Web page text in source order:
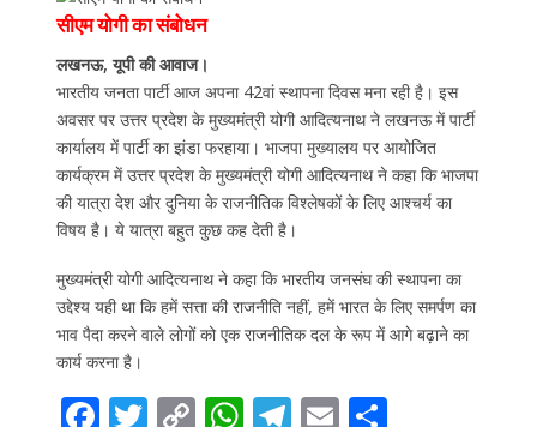
सीएम योगी का संबोधन
लखनऊ, यूपी की आवाज।
भारतीय जनता पार्टी आज अपना 42वां स्थापना दिवस मना रही है। इस
अवसर पर उत्तर प्रदेश के मुख्यमंत्री योगी आदित्यनाथ ने लखनऊ में पार्टी
कार्यालय में पार्टी का झंडा फरहाया। भाजपा मुख्यालय पर आयोजित
कार्यक्रम में उत्तर प्रदेश के मुख्यमंत्री योगी आदित्यनाथ ने कहा कि भाजपा
की यात्रा देश और दुनिया के राजनीतिक विश्लेषकों के लिए आश्चर्य का
विषय है। ये यात्रा बहुत कुछ कह देती है।
मुख्यमंत्री योगी आदित्यनाथ ने कहा कि भारतीय जनसंघ की स्थापना का
उद्देश्य यही था कि हमें सत्ता की राजनीति नहीं, हमें भारत के लिए समर्पण का
भाव पैदा करने वाले लोगों को एक राजनीतिक दल के रूप में आगे बढ़ाने का
कार्य करना है।
F T C W T E S